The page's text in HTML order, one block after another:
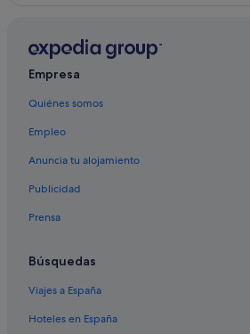
Brignac-La-Plaine hoteles
Mansac hoteles
Empresa
Quiénes somos
Empleo
Anuncia tu alojamiento
Publicidad
Prensa
Búsquedas
Viajes a España
Hoteles en España